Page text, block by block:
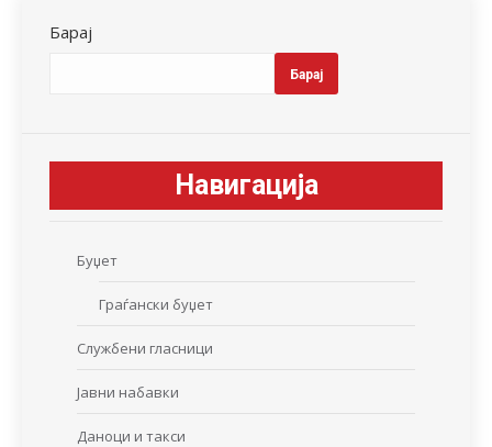
Барај
Барај
Навигација
Буџет
Граѓански буџет
Службени гласници
Јавни набавки
Даноци и такси